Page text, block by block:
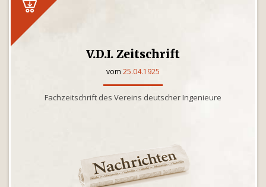
V.D.I. Zeitschrift
vom 25.04.1925
Fachzeitschrift des Vereins deutscher Ingenieure